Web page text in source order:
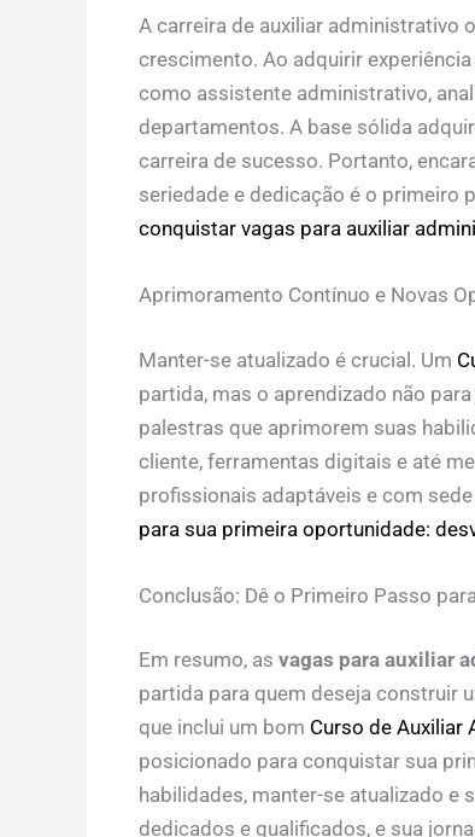
A carreira de auxiliar administrativo
crescimento. Ao adquirir
como assistente administrativo,
departamentos. A base sólida
carreira de sucesso. Portanto,
seriedade e dedicação é o primeiro
conquistar vagas para auxiliar
Aprimoramento Contínuo e Novas
Manter-se atualizado é crucial. Um
partida, mas o aprendizado não
palestras que aprimorem suas
cliente, ferramentas digitais e até
profissionais adaptáveis e com
para sua primeira oportunidade:
Conclusão: Dê o Primeiro Passo
Em resumo, as vagas para auxiliar
partida para quem deseja construir
que inclui um bom Curso de Auxiliar
posicionado para conquistar sua
habilidades, manter-se atualizado
dedicados e qualificados, e sua